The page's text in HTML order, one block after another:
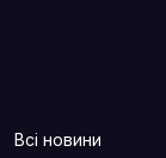
Всі новини